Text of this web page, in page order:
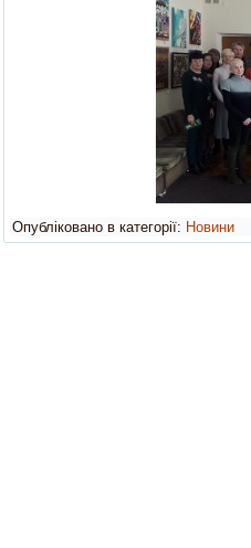
Опубліковано в категорії: Новини